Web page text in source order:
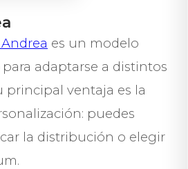
es un modelo
adaptarse a distintos
principal ventaja es la
puedes
la distribución o elegir